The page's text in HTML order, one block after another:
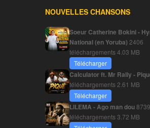
NOUVELLES CHANSONS
Soeur Catherine Bokini -
National (en Yoruba) 2406
téléchargements4.03 MB
Télécharger
Calculator ft. Mr Rally -
téléchargements 2.61 MB
Télécharger
LILEMA - Ago man dou8739
téléchargements3.72 MB